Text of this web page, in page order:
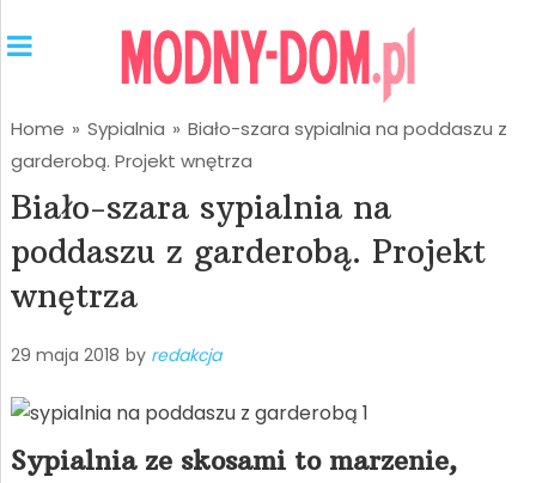
Home » Sypialnia » Biało-szara sypialnia na poddaszu z
garderobą. Projekt wnętrza
Biało-szara sypialnia na
poddaszu z garderobą. Projekt
wnętrza
29 maja 2018 by redakcja
Sypialnia ze skosami to marzenie,